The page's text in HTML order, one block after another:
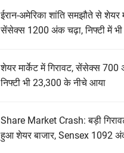
ईरान-अमेरिका शांति समझौते से शेयर
सेंसेक्स 1200 अंक चढ़ा, निफ्टी में भी
शेयर मार्केट में गिरावट, सेंसेक्‍स 700
निफ्टी भी 23,300 के नीचे आया
Share Market Crash: बड़ी
हुआ शेयर बाजार, Sensex 1092